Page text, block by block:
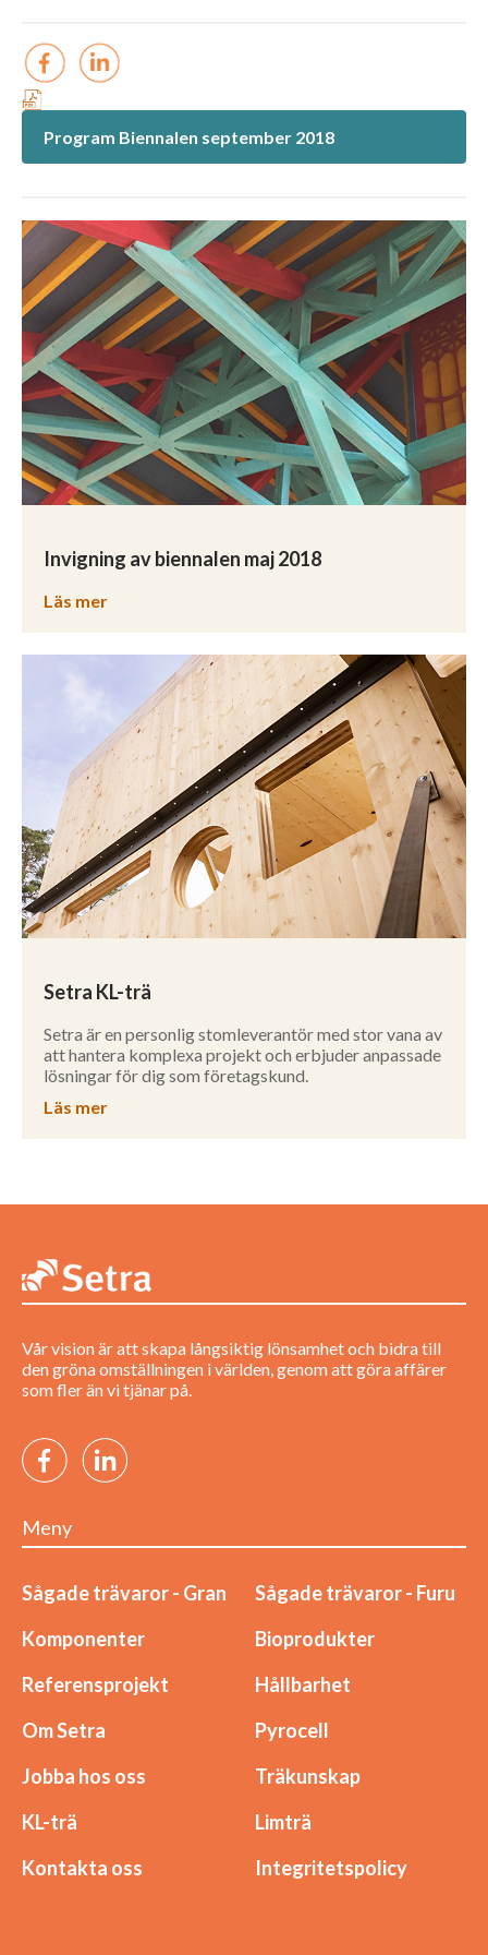
Program Biennalen september 2018
Invigning av biennalen maj 2018
Läs mer
Setra KL-trä
Setra är en personlig stomleverantör med stor vana av
att hantera komplexa projekt och erbjuder anpassade
lösningar för dig som företagskund.
Läs mer
Vår vision är att skapa långsiktig lönsamhet och bidra till
den gröna omställningen i världen, genom att göra affärer
som fler än vi tjänar på.
Meny
Sågade trävaror - Gran
Sågade trävaror - Furu
Komponenter
Bioprodukter
Referensprojekt
Hållbarhet
Om Setra
Pyrocell
Jobba hos oss
Träkunskap
KL-trä
Limträ
Kontakta oss
Integritetspolicy